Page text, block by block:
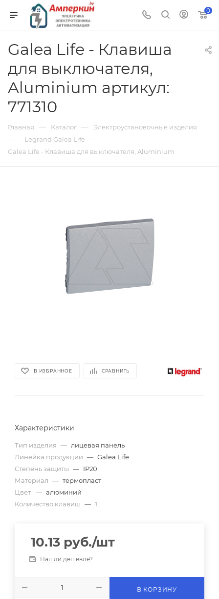
0
Galea Life - Клавиша
для выключателя,
Aluminium артикул:
771310
Главная — Каталог — Электроустановочные изделия
— Legrand Galea Life —
Galea Life - Клавиша для выключателя, Aluminium
В ИЗБРАННОЕ СРАВНИТЬ
Характеристики
Тип изделия — лицевая панель
Линейка продукции — Galea Life
Степень защиты — IP20
Материал — термопласт
Цвет.
— алюминий
Количество клавиш — 1
10.13 руб./шт
Нашли дешевле?
В КОРЗИНУ